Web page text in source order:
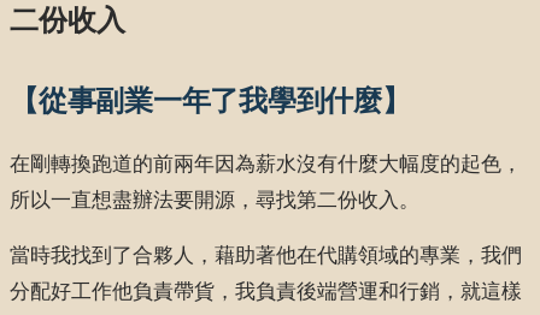
二份收入
【從事副業一年了我學到什麼】
在剛轉換跑道的前兩年因為薪水沒有什麼大幅度的起色，
所以一直想盡辦法要開源，尋找第二份收入。
當時我找到了合夥人，藉助著他在代購領域的專業，我們
分配好工作他負責帶貨，我負責後端營運和行銷，就這樣